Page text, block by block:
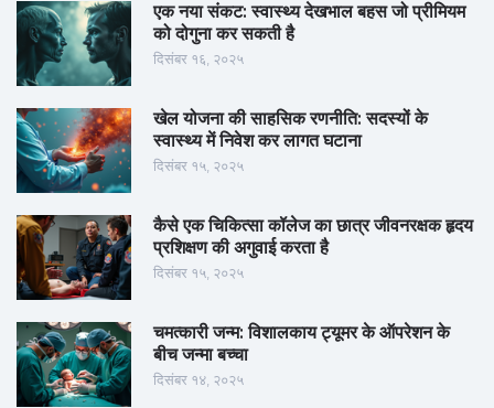
एक नया संकट: स्वास्थ्य देखभाल बहस जो प्रीमियम
को दोगुना कर सकती है
दिसंबर १६, २०२५
खेल योजना की साहसिक रणनीति: सदस्यों के
स्वास्थ्य में निवेश कर लागत घटाना
दिसंबर १५, २०२५
कैसे एक चिकित्सा कॉलेज का छात्र जीवनरक्षक हृदय
प्रशिक्षण की अगुवाई करता है
दिसंबर १५, २०२५
चमत्कारी जन्म: विशालकाय ट्यूमर के ऑपरेशन के
बीच जन्मा बच्चा
दिसंबर १४, २०२५